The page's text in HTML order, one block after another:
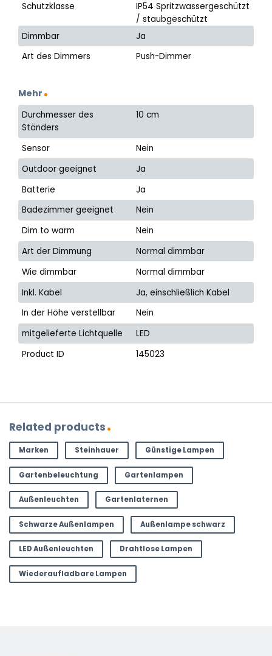
Schutzklasse
IP54 Spritzwassergeschützt
/ staubgeschützt
Dimmbar
Ja
Art des Dimmers
Push-Dimmer
Mehr
Durchmesser des
Ständers
10 cm
Sensor
Nein
Outdoor geeignet
Ja
Batterie
Ja
Badezimmer geeignet
Nein
Dim to warm
Nein
Art der Dimmung
Normal dimmbar
Wie dimmbar
Normal dimmbar
Inkl. Kabel
Ja, einschließlich Kabel
In der Höhe verstellbar
Nein
mitgelieferte Lichtquelle
LED
Product ID
145023
Related products
Marken Steinhauer Günstige Lampen
Gartenbeleuchtung Gartenlampen
Außenleuchten Gartenlaternen
Schwarze Außenlampen Außenlampe schwarz
LED Außenleuchten Drahtlose Lampen
Wiederaufladbare Lampen